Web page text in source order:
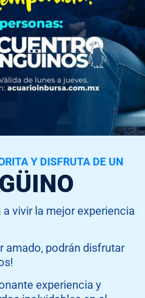
Y DISFRUTA DE UN
vivir la mejor experiencia
amado, podrán disfrutar
experiencia y